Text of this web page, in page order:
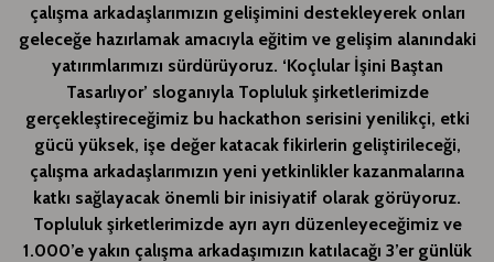
çalışma arkadaşlarımızın gelişimini destekleyerek onları
geleceğe hazırlamak amacıyla eğitim ve gelişim alanındaki
yatırımlarımızı sürdürüyoruz. ‘Koçlular İşini Baştan
Tasarlıyor’ sloganıyla Topluluk şirketlerimizde
gerçekleştireceğimiz bu hackathon serisini yenilikçi, etki
gücü yüksek, işe değer katacak fikirlerin geliştirileceği,
çalışma arkadaşlarımızın yeni yetkinlikler kazanmalarına
katkı sağlayacak önemli bir inisiyatif olarak görüyoruz.
Topluluk şirketlerimizde ayrı ayrı düzenleyeceğimiz ve
1.000’e yakın çalışma arkadaşımızın katılacağı 3’er günlük